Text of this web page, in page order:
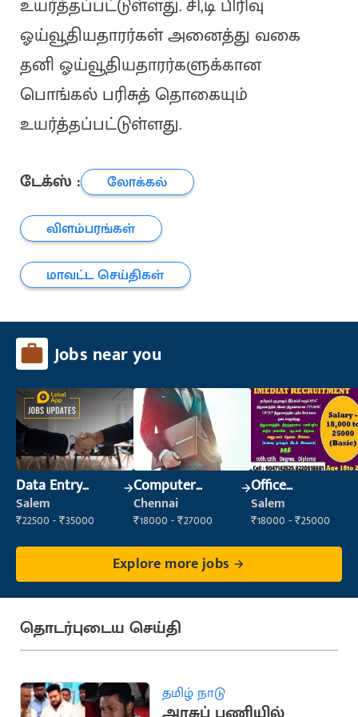
உயர்த்தப்பட்டுள்ளது. சி,டி பிரிவு
ஓய்வூதியதாரர்கள் அனைத்து வகை
தனி ஓய்வூதியதாரர்களுக்கான
பொங்கல் பரிசுத் தொகையும்
உயர்த்தப்பட்டுள்ளது.
டேக்ஸ் :
லோக்கல்
விளம்பரங்கள்
மாவட்ட செய்திகள்
Jobs near you
Data Entry
Operator
Salem
₹22500 - ₹35000
Computer
Operator
Chennai
₹18000 - ₹27000
Office
Maintenance
Staff
Salem
₹18000 - ₹25000
Explore more jobs
தொடர்புடைய செய்தி
தமிழ் நாடு